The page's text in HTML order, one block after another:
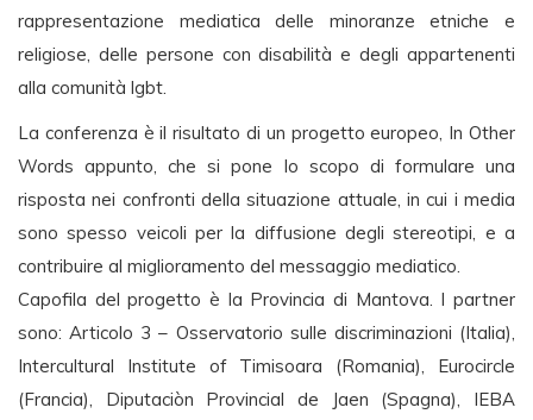
rappresentazione mediatica delle minoranze etniche e
religiose, delle persone con disabilità e degli appartenenti
alla comunità lgbt.
La conferenza è il risultato di un progetto europeo, In Other
Words appunto, che si pone lo scopo di formulare una
risposta nei confronti della situazione attuale, in cui i media
sono spesso veicoli per la diffusione degli stereotipi, e a
contribuire al miglioramento del messaggio mediatico.
Capofila del progetto è la Provincia di Mantova. I partner
sono: Articolo 3 – Osservatorio sulle discriminazioni (Italia),
Intercultural Institute of Timisoara (Romania), Eurocircle
(Francia), Diputaciòn Provincial de Jaen (Spagna), IEBA